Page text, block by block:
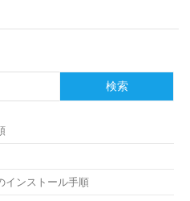
検索
インストール手順